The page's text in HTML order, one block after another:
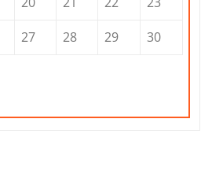
27 28 29
30